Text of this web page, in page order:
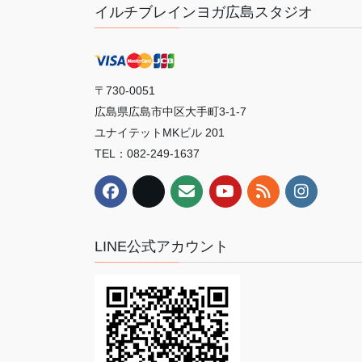
イルチブレインヨガ広島スタジオ
〒730-0051
広島県広島市中区大手町3-1-7
ユナイテットMKビル 201
TEL：082-249-1637
LINE公式アカウント